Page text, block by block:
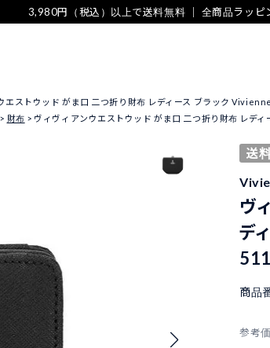
3,980円（税込）以上で送料無料 ｜ 全商品ラッピ
エストウッド がま口 二つ折り財布 レディース ブラック
財布 ヴィヴィアンウエストウッド がま口 二つ折り財布 レデ
送
ヴ
デ
商品
参考